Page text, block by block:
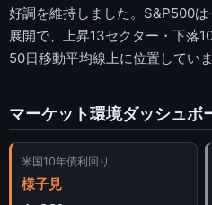
好調を維持しました。S&P500
展開で、上昇13セクター・下落
50日移動平均線上に位置していま
マーケット環境ダッシュボ
米国10年債利回り
様子見